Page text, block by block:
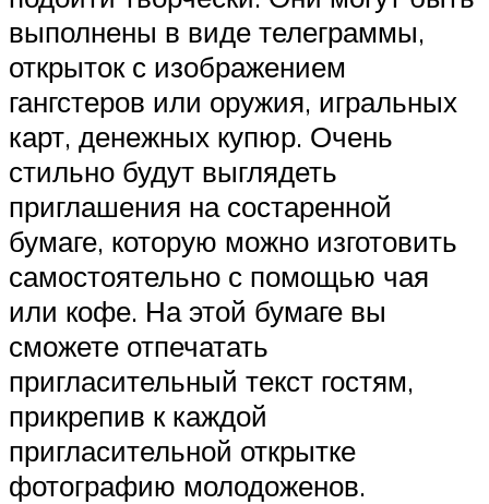
выполнены в виде телеграммы,
открыток с изображением
гангстеров или оружия, игральных
карт, денежных купюр. Очень
стильно будут выглядеть
приглашения на состаренной
бумаге, которую можно изготовить
самостоятельно с помощью чая
или кофе. На этой бумаге вы
сможете отпечатать
пригласительный текст гостям,
прикрепив к каждой
пригласительной открытке
фотографию молодоженов.